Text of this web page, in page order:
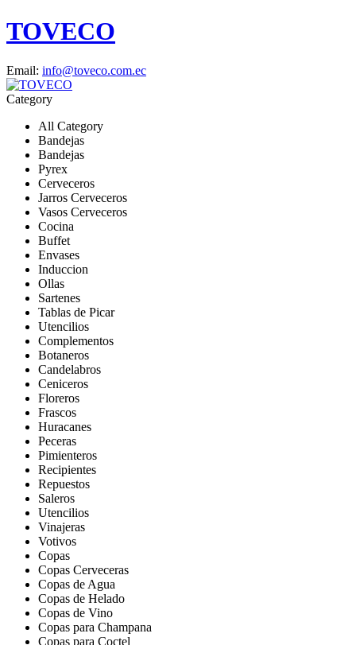
TOVECO
Email: info@toveco.com.ec
Category
All Category
Bandejas
Bandejas
Pyrex
Cerveceros
Jarros Cerveceros
Vasos Cerveceros
Cocina
Buffet
Envases
Induccion
Ollas
Sartenes
Tablas de Picar
Utencilios
Complementos
Botaneros
Candelabros
Ceniceros
Floreros
Frascos
Huracanes
Peceras
Pimienteros
Recipientes
Repuestos
Saleros
Utencilios
Vinajeras
Votivos
Copas
Copas Cerveceras
Copas de Agua
Copas de Helado
Copas de Vino
Copas para Champana
Copas para Coctel